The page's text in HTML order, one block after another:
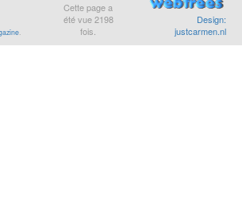
.
Cette page a
été vue2198
fois.
Design:
justcarmen.nl